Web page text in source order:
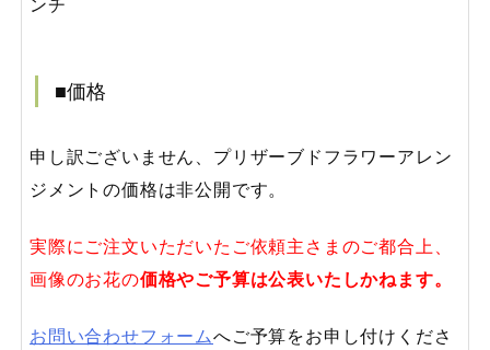
■価格
申し訳ございません、プリザーブドフラワーアレン
ジメントの価格は非公開です。
実際にご注文いただいたご依頼主さまのご都合上、
画像のお花の価格やご予算は公表いたしかねます。
お問い合わせフォームへご予算をお申し付けくださ